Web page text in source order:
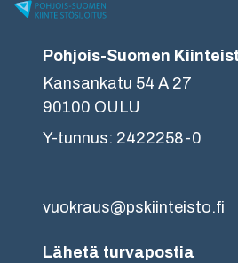
Pohjois-Suomen
Kansankatu 54 A 27
90100 OULU
Y-tunnus: 2422258-0
vuokraus@pskiinteisto.fi
Lähetä turvapostia